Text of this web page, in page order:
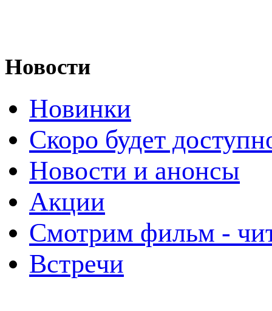
Новости
Новинки
Скоро будет
Новости и анонсы
Акции
Смотрим фильм -
Встречи